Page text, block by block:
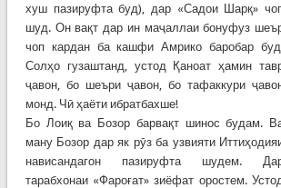
хуш пазируфта буд), дар «Садои Шарқ»
шуд. Он вақт дар ин маҷаллаи бонуфуз
чоп кардан ба кашфи Амрико баробар
Солҳо гузаштанд, устод Қаноат ҳамин
ҷавон, бо шеъри ҷавон, бо тафаккури
монд. Чӣ ҳаёти ибратбахше!
Бо Лоиқ ва Бозор барвақт шинос будам.
ману Бозор дар як рӯз ба узвияти
нависандагон пазируфта шудем.
тарабхонаи «Фароғат» зиёфат оростем.